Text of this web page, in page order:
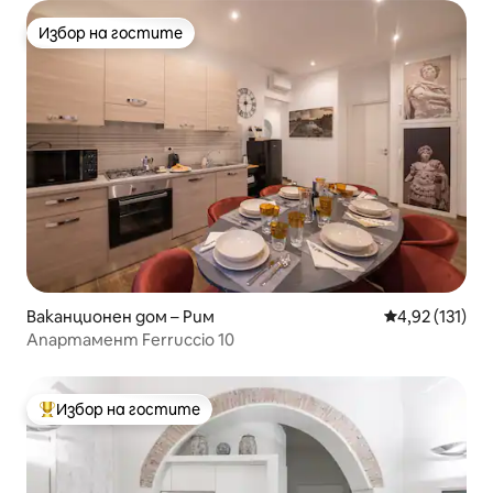
Избор на гостите
Избор на гостите
Ваканционен дом – Рим Средна
4,92 (131)
Апартамент Ferruccio 10
Най-популярен избор на гостите
Избор на гостите